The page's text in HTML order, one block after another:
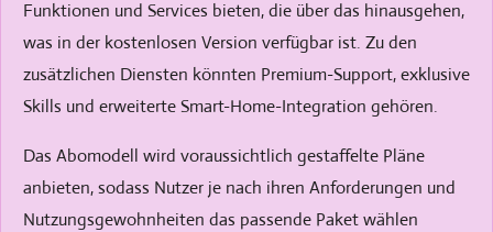
Funktionen und Services bieten, die über das hinausgehen,
was in der kostenlosen Version verfügbar ist. Zu den
zusätzlichen Diensten könnten Premium-Support, exklusive
Skills und erweiterte Smart-Home-Integration gehören.
Das Abomodell wird voraussichtlich gestaffelte Pläne
anbieten, sodass Nutzer je nach ihren Anforderungen und
Nutzungsgewohnheiten das passende Paket wählen